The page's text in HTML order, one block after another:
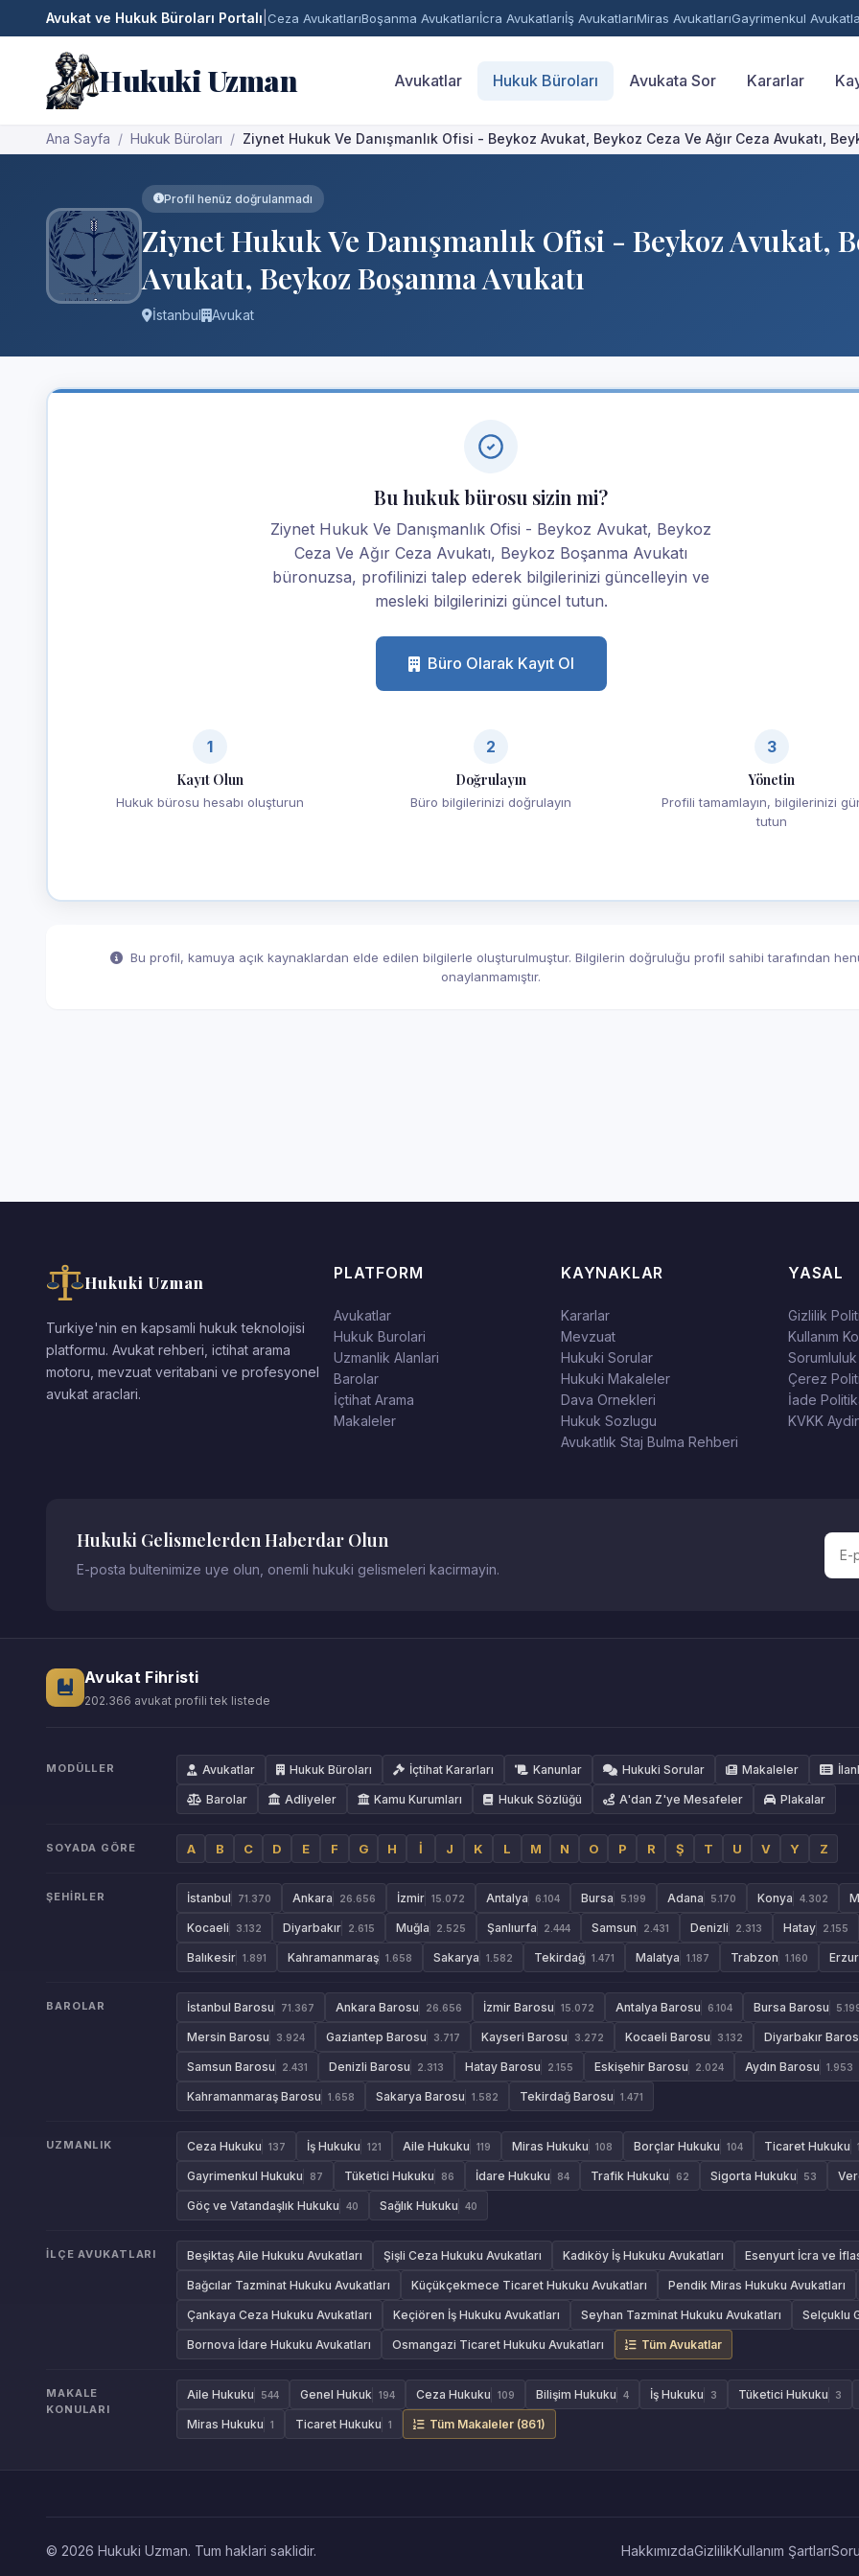
Avukat ve Hukuk Büroları Portalı Ceza AvukatlarıBoşanma Avukatlarıİcra Avukatlarıİş AvukatlarıMiras AvukatlarıGayrimenkul
Hukuki Uzman Avukatlar Hukuk Büroları Avukata Sor Kararlar
Ana Sayfa Hukuk Büroları Ziynet Hukuk Ve Danışmanlık Ofisi - Beykoz Avukat, Beykoz Ceza Ve Ağır Ceza Avukatı,
Profil henüz doğrulanmadı
Ziynet Hukuk Ve Danışmanlık Ofisi - Beykoz Avukat,
Avukatı, Beykoz Boşanma Avukatı
İstanbul Avukat
Bu hukuk bürosu sizin mi?
Ziynet Hukuk Ve Danışmanlık Ofisi - Beykoz Avukat, Beykoz
Ceza Ve Ağır Ceza Avukatı, Beykoz Boşanma Avukatı
büronuzsa, profilinizi talep ederek bilgilerinizi güncelleyin ve
mesleki bilgilerinizi güncel tutun.
Büro Olarak Kayıt Ol
1
Kayıt Olun
Hukuk bürosu hesabı oluşturun
2
Doğrulayın
Büro bilgilerinizi doğrulayın
3
Yönetin
Profili tamamlayın, bilgilerinizi
tutun
Bu profil, kamuya açık kaynaklardan elde edilen bilgilerle oluşturulmuştur. Bilgilerin doğruluğu profil sahibi tarafından
onaylanmamıştır.
Hukuki Uzman
Turkiye'nin en kapsamli hukuk teknolojisi
platformu. Avukat rehberi, ictihat arama
motoru, mevzuat veritabani ve profesyonel
avukat araclari.
PLATFORM
Avukatlar
Hukuk Burolari
Uzmanlik Alanlari
Barolar
İçtihat Arama
Makaleler
KAYNAKLAR
Kararlar
Mevzuat
Hukuki Sorular
Hukuki Makaleler
Dava Ornekleri
Hukuk Sozlugu
Avukatlık Staj Bulma Rehberi
YASAL
Gizlilik
Kullanım
Çerez
İade
KVKK
Hukuki Gelismelerden Haberdar Olun
E-posta bultenimize uye olun, onemli hukuki gelismeleri kacirmayin.
Avukat Fihristi
202.366 avukat profili tek listede
MODÜLLER Avukatlar Hukuk Büroları İçtihat Kararları Kanunlar Hukuki Sorular Makaleler
Barolar Adliyeler Kamu Kurumları Hukuk Sözlüğü A'dan Z'ye Mesafeler Plakalar
SOYADA GÖRE A B C D E F G H İ J K L M N O P R Ş T U V Y Z
ŞEHIRLER İstanbul 71.370 Ankara 26.656 İzmir 15.072 Antalya 6.104 Bursa 5.199 Adana 5.170 Konya 4.302
Kocaeli 3.132 Diyarbakır 2.615 Muğla 2.525 Şanlıurfa 2.444 Samsun 2.431 Denizli 2.313 Hatay 2.155
Balıkesir 1.891 Kahramanmaraş 1.658 Sakarya 1.582 Tekirdağ 1.471 Malatya 1.187 Trabzon 1.160
BAROLAR İstanbul Barosu 71.367 Ankara Barosu 26.656 İzmir Barosu 15.072 Antalya Barosu 6.104 Bursa Barosu
Mersin Barosu 3.924 Gaziantep Barosu 3.717 Kayseri Barosu 3.272 Kocaeli Barosu 3.132 Diyarbakır
Samsun Barosu 2.431 Denizli Barosu 2.313 Hatay Barosu 2.155 Eskişehir Barosu 2.024 Aydın Barosu 1.953
Kahramanmaraş Barosu 1.658 Sakarya Barosu 1.582 Tekirdağ Barosu 1.471
UZMANLIK Ceza Hukuku 137 İş Hukuku 121 Aile Hukuku 119 Miras Hukuku 108 Borçlar Hukuku 104 Ticaret Hukuku
Gayrimenkul Hukuku 87 Tüketici Hukuku 86 İdare Hukuku 84 Trafik Hukuku 62 Sigorta Hukuku 53
Göç ve Vatandaşlık Hukuku 40 Sağlık Hukuku 40
İLÇE AVUKATLARI Beşiktaş Aile Hukuku Avukatları Şişli Ceza Hukuku Avukatları Kadıköy İş Hukuku Avukatları Esenyurt İcra ve
Bağcılar Tazminat Hukuku Avukatları Küçükçekmece Ticaret Hukuku Avukatları Pendik Miras Hukuku Avukatları
Çankaya Ceza Hukuku Avukatları Keçiören İş Hukuku Avukatları Seyhan Tazminat Hukuku Avukatları Selçuklu
Bornova İdare Hukuku Avukatları Osmangazi Ticaret Hukuku Avukatları Tüm Avukatlar
MAKALE
KONULARI
Aile Hukuku 544 Genel Hukuk 194 Ceza Hukuku 109 Bilişim Hukuku 4 İş Hukuku 3 Tüketici Hukuku 3
Miras Hukuku 1 Ticaret Hukuku 1 Tüm Makaleler (861)
© 2026 Hukuki Uzman. Tum haklari saklidir. HakkımızdaGizlilikKullanım Şartları